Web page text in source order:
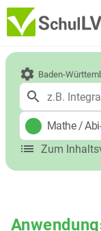
Baden-
Mathe/
Zum